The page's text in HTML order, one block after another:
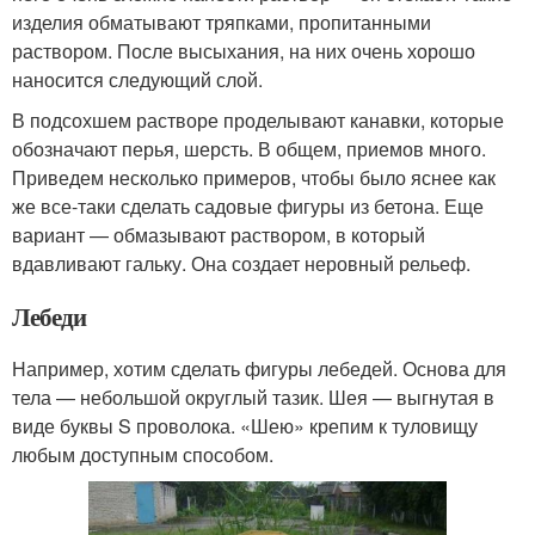
изделия обматывают тряпками, пропитанными
раствором. После высыхания, на них очень хорошо
наносится следующий слой.
В подсохшем растворе проделывают канавки, которые
обозначают перья, шерсть. В общем, приемов много.
Приведем несколько примеров, чтобы было яснее как
же все-таки сделать садовые фигуры из бетона. Еще
вариант — обмазывают раствором, в который
вдавливают гальку. Она создает неровный рельеф.
Лебеди
Например, хотим сделать фигуры лебедей. Основа для
тела — небольшой округлый тазик. Шея — выгнутая в
виде буквы S проволока. «Шею» крепим к туловищу
любым доступным способом.